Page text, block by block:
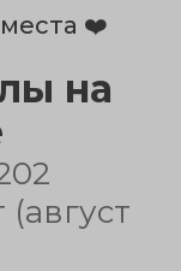
❤️
на